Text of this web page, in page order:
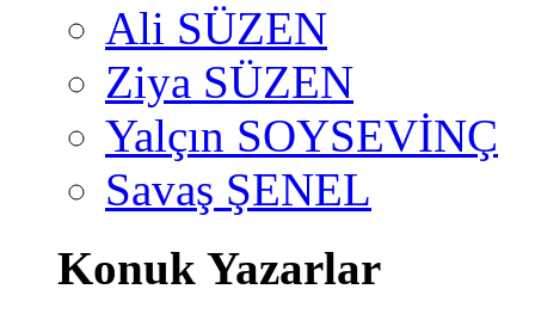
Ali SÜZEN
Ziya SÜZEN
Yalçın SOYSEVİNÇ
Savaş ŞENEL
Konuk Yazarlar